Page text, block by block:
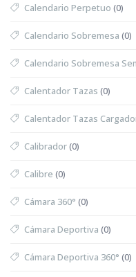
Calendario Perpetuo (0)
Calendario Sobremesa (0)
Calendario Sobremesa
Calentador Tazas (0)
Calentador Tazas
Calibrador(0)
Calibre (0)
Cámara 360° (0)
Cámara Deportiva (0)
Cámara Deportiva 360° (0)